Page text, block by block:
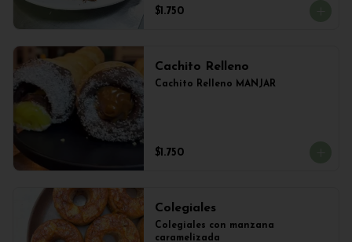
$1.750
Cachito Relleno
Cachito Relleno MANJAR
$1.750
Colegiales
Colegiales con manzana
caramelizada